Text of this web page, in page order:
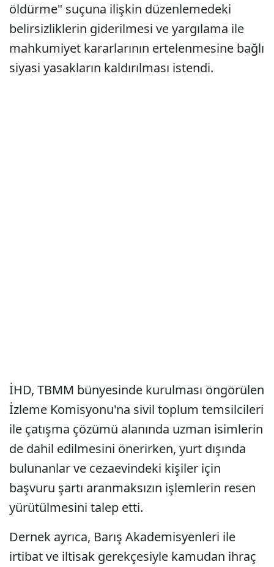
öldürme" suçuna ilişkin düzenlemedeki
belirsizliklerin giderilmesi ve yargılama ile
mahkumiyet kararlarının ertelenmesine bağlı
siyasi yasakların kaldırılması istendi.
İHD, TBMM bünyesinde kurulması öngörülen
İzleme Komisyonu'na sivil toplum temsilcileri
ile çatışma çözümü alanında uzman isimlerin
de dahil edilmesini önerirken, yurt dışında
bulunanlar ve cezaevindeki kişiler için
başvuru şartı aranmaksızın işlemlerin resen
yürütülmesini talep etti.
Dernek ayrıca, Barış Akademisyenleri ile
irtibat ve iltisak gerekçesiyle kamudan ihraç